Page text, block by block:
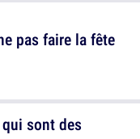
pas faire la fête
sont des